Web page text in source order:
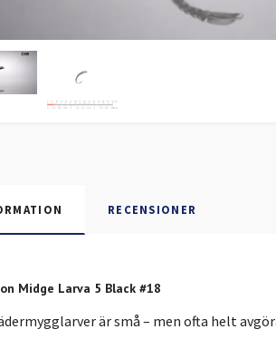
RECENSIONER
Midge Larva 5 Black #18
är små – men ofta helt